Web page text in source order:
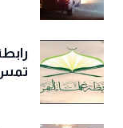
تمس